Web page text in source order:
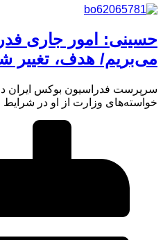
حسینی: امور جاری
می‌بریم/ هدف، تغییر
سرپرست فدراسیون بوکس ایران
خواسته‌های وزارت از او در